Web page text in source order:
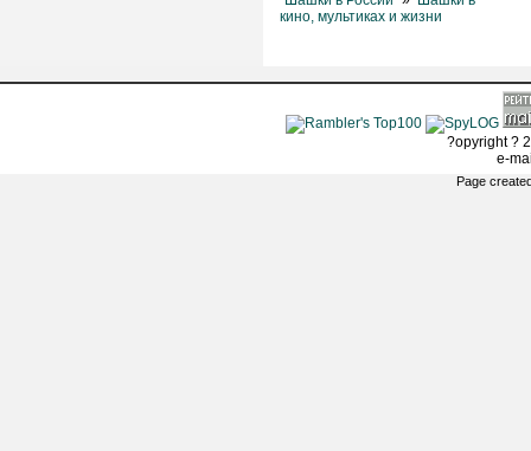
кино, мультиках и жизни
?opyright ?
e-
Page